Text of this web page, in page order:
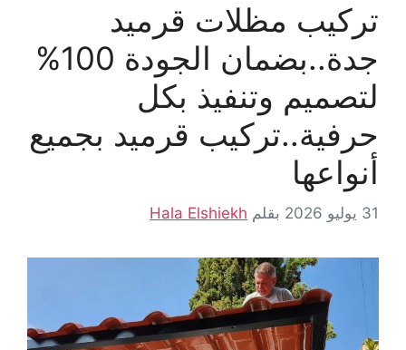
تركيب مظلات قرميد
جدة..بضمان الجودة 100%
لتصميم وتنفيذ بكل
حرفية..تركيب قرميد بجميع
أنواعها
31 يوليو 2026 بقلم Hala Elshiekh